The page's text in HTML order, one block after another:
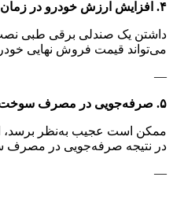
۴. افزایش ارزش خودرو در زمان فروش
داشتن یک صندلی برقی طبی
می‌تواند قیمت فروش نهایی
—
۵. صرفه‌جویی در مصرف سوخت به‌طور غیرمستقیم
ممکن است عجیب به‌نظر برسد،
در نتیجه صرفه‌جویی در مصرف
—